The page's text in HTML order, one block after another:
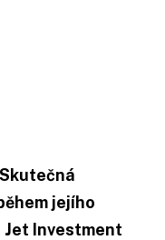
jejího
Investment